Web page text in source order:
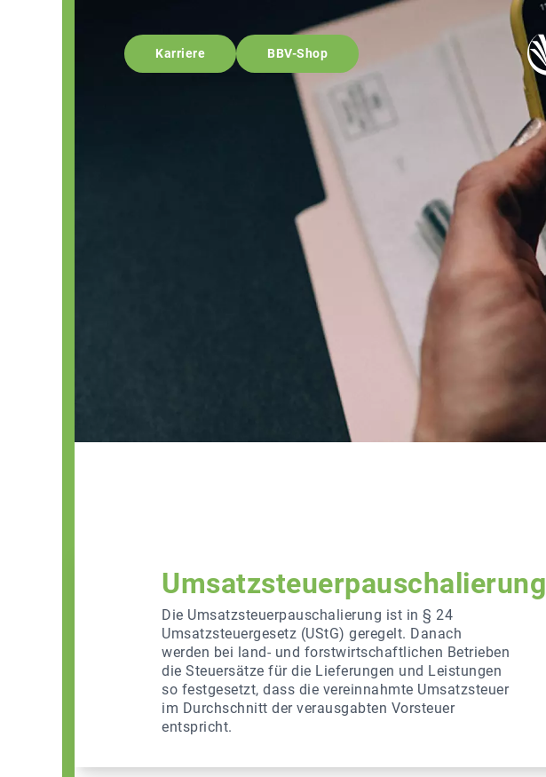
Karriere BBV-Shop
Umsatzsteuerpauschalierung
Die Umsatzsteuerpauschalierung ist in § 24
Umsatzsteuergesetz (UStG) geregelt. Danach
werden bei land- und forstwirtschaftlichen Betrieben
die Steuersätze für die Lieferungen und Leistungen
so festgesetzt, dass die vereinnahmte Umsatzsteuer
im Durchschnitt der verausgabten Vorsteuer
entspricht.